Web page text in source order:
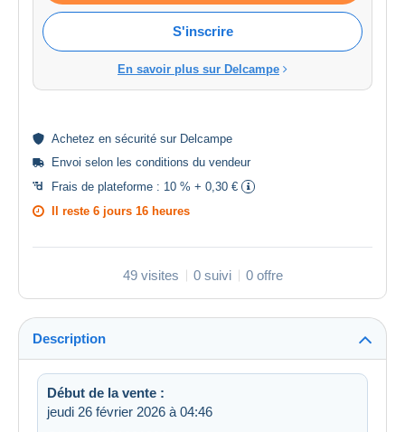
S'inscrire
En savoir plus sur Delcampe
Achetez en sécurité sur Delcampe
Envoi selon les conditions du vendeur
Frais de plateforme : 10 % + 0,30 €
Il reste 6 jours 16 heures
49 visites 0 suivi 0 offre
Description
Début de la vente :
jeudi 26 février 2026 à 04:46